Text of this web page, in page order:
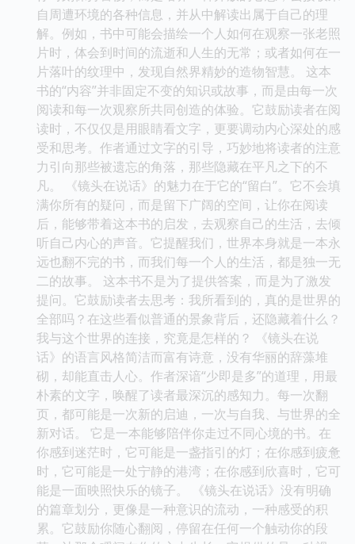
自周遭环境的各种信息，并从中解读出属于自己的理
解。例如，书中可能会描绘一个人如何在观察一张老照
片时，体会到时间的流逝和人生的无常；或者如何在一
片落叶的纹理中，发现自然界精妙的造物智慧。 这本
书的“内容”并非固定不变的知识或故事，而是由每一次
阅读和每一次观察所共同创造的体验。它鼓励读者在阅
读时，不仅仅是用眼睛看文字，更要调动内心深处的感
受和思考。作者通过文字的引导，巧妙地将读者的注意
力引向那些被遗忘的角落，那些隐藏在平凡之下的不
凡。 《镜头在说话》的魅力在于它的“留白”。它不会填
满你所有的疑问，而是留下广阔的空间，让你在阅读
后，能够带着这本书的启发，去观察自己的生活，去倾
听自己内心的声音。它提醒我们，世界本身就是一本永
远也翻不完的书，而我们每一个人的生活，都是独一无
二的故事。 这本书不是为了提供答案，而是为了激发
提问。它鼓励读者去思考：我所看到的，真的是世界的
全部吗？在这些看似普通的景象背后，还隐藏着什么？
我与这个世界的连接，究竟是怎样的？ 《镜头在说
话》的语言风格简洁而富有诗意，没有华丽的辞藻堆
砌，却能直击人心。作者深谙“少即是多”的道理，用最
朴素的文字，唤醒了读者最深沉的感知力。每一次翻
页，都可能是一次新的启迪，一次与自我、与世界的全
新对话。 它是一本能够陪伴你走过不同心境的书。在
你感到迷茫时，它可能是一盏指引的灯；在你感到疲惫
时，它可能是一处宁静的港湾；在你感到欣喜时，它可
能是一面映照快乐的镜子。 《镜头在说话》没有明确
的篇章划分，更像是一种意识的流动，一种感受的积
累。它鼓励你随心翻阅，停留在任何一个触动你的段